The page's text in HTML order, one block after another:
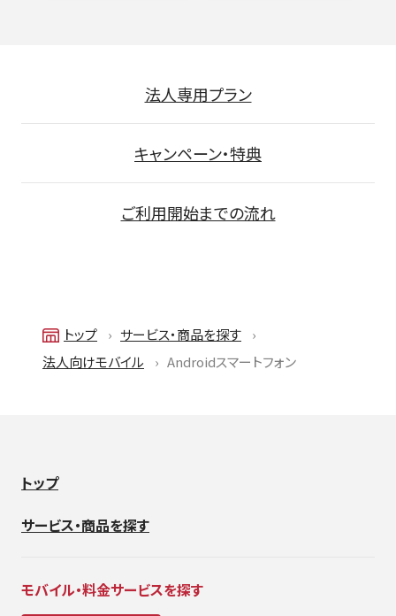
法人専用プラン
キャンペーン・特典
ご利用開始までの流れ
トップ
サービス・商品を探す
法人向けモバイル
Androidスマートフォン
トップ
サービス・商品を探す
モバイル・料金サービスを探す